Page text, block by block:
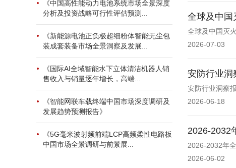
《中国高性能动力电池系统市场全景深度
分析及投资战略可行性评估预测...
《新能源电池正负极超细粉体智能无尘包
装成套装备市场全景洞察及发展...
《国际AI全域智能水下立体清洁机器人销
售收入与销量逐年增长，高端...
《智能网联车载终端中国市场深度调研及
发展趋势预测报告》
《5G毫米波射频前端LCP高频柔性电路板
中国市场全景调研与前景展...
全球及中国
全球及中国灭
2026-07-03
安防行业洞
安防行业洞察
2026-06-18
2026-2032
2026-2032年
2026-06-02